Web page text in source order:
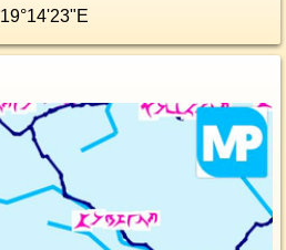
19°14'23"E